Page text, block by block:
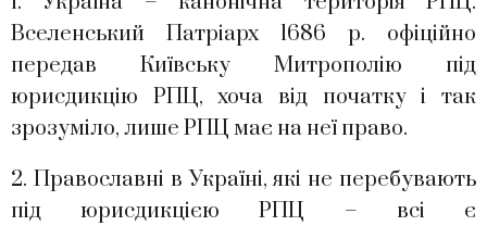
Вселенський Патріарх 1686 р. офіційно
передав Київську Митрополію під
юрисдикцію РПЦ, хоча від початку і так
зрозуміло, лише РПЦ має на неї право.
2. Православні в Україні, які не перебувають
під юрисдикцією РПЦ – всі є